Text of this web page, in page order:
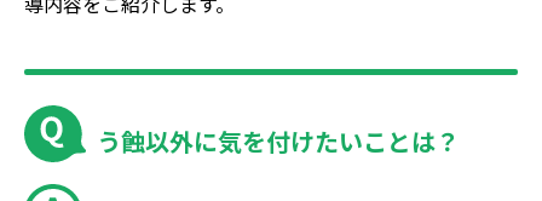
う蝕以外に気を付けたいことは？